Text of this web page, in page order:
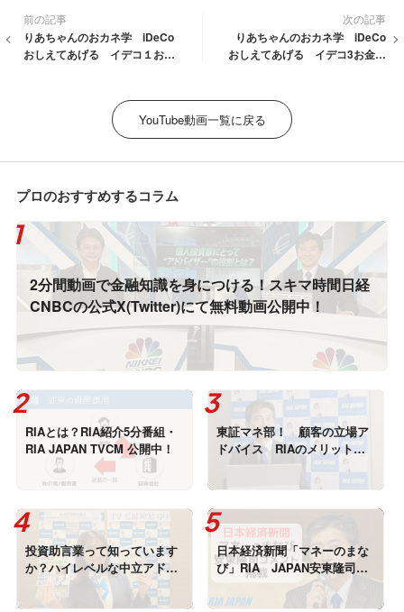
前の記事
りあちゃんのおカネ学 iDeCo
おしえてあげる イデコ１お金
次の記事
りあちゃんのおカネ学 iDeCo
おしえてあげる イデコ3お金を
YouTube動画一覧に戻る
プロのおすすめするコラム
2分間動画で金融知識を身につける！スキマ時間日経
CNBCの公式X(Twitter)にて無料動画公開中！
RIAとは？RIA紹介5分番組・
RIA JAPAN TVCM 公開中！
東証マネ部！ 顧客の立場ア
ドバイス RIAのメリット
安東隆司インタビュー記事掲
投資助言業って知っています
か？ハイレベルな中立アドバ
イザー書いた本がランクイ
ン！
日本経済新聞「マネーのまな
び」RIA JAPAN安東隆司が
コメント掲載！